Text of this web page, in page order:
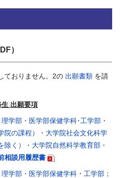
）
ておりません。2の 出願書類 を請
出願要項
学部・医学部保健学科･工学部・
院の課程）・大学院社会文化科学
く）・大学院自然科学教育部・
相談用履歴書
学部・医学部保健学科・工学部；